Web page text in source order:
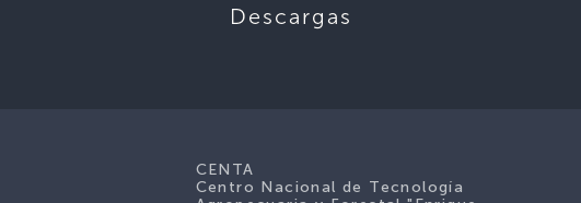
Descargas
CENTA
Centro Nacional de Tecnología